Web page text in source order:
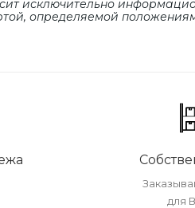
исключительно
определяемой
для